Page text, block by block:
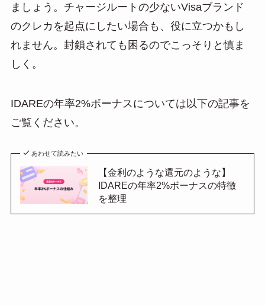
ましょう。チャージルートの少ないVisaブランド
のクレカを起点にしたい場合も、役に立つかもし
れません。封鎖されても困るのでこっそりと慎ま
しく。
IDAREの年率2%ボーナスについては以下の記事を
ご覧ください。
あわせて読みたい
【金利のような還元のような】
IDAREの年率2%ボーナスの特徴
を整理